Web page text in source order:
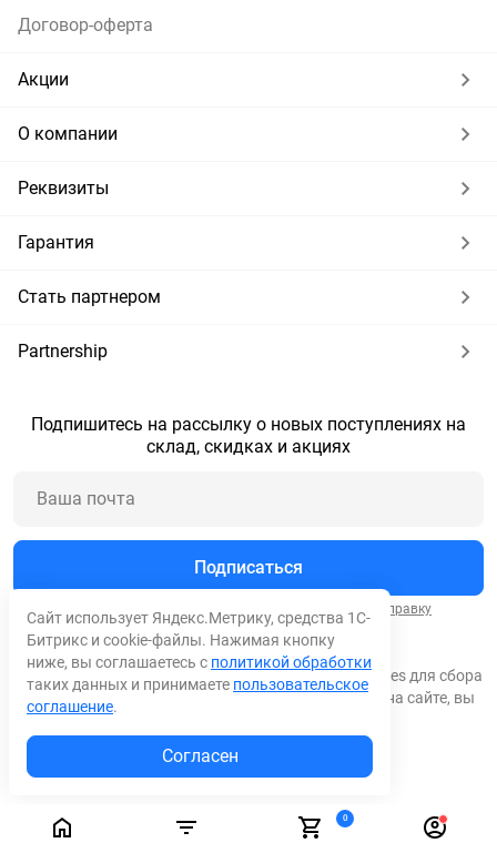
0
Договор-оферта
Акции
О компании
Реквизиты
Гарантия
Стать партнером
Partnership
© 2026 Все права защищены. Мы используем cookies для сбора
обезличенных персональных данных. Оставаясь на сайте, вы
Подпишитесь на рассылку о новых поступлениях на
склад, скидках и акциях
Подписаться
Нажимая кнопку "Подписаться", вы соглашаетесь на
отправку
сообщенийиобработку персональных данных.
Сайт использует Яндекс.Метрику, средства 1С-
Битрикс и cookie-файлы. Нажимая кнопку
ниже, вы соглашаетесь с политикой обработки
таких данных и принимаете пользовательское
соглашение.
Согласен